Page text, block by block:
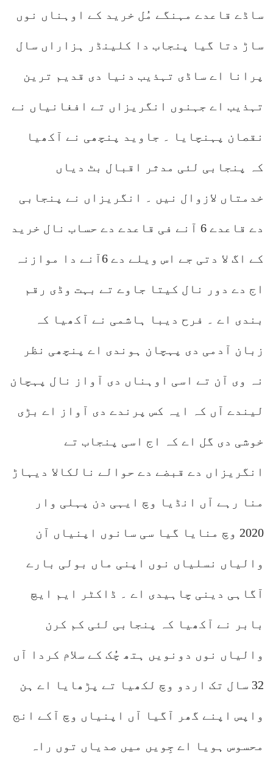
ساڈے قاعدے مہنگے مُل خرید کے اوہناں نوں
ساڑ دتا گیا پنجاب دا کلینڈر ہزاراں سال
پرانا اے ساڈی تہذیب دنیا دی قدیم ترین
تہذیب اے جہنوں انگریزاں تے افغانیاں نے
نقصان پہنچایا ۔ جاوید پنچھی نے آکھیا
کہ پنجابی لئی مدثر اقبال بٹ دیاں
خدمتاں لازوال نیں ۔ انگریزاں نے پنجابی
دے قاعدے 6 آنے فی قاعدے دے حساب نال خرید
کے اگ لا دتی جے اس ویلے دے 6آنے دا موازنہ
اج دے دور نال کیتا جاوے تے بہت وڈی رقم
بندی اے ۔ فرح دیبا ہاشمی نے آکھیا کہ
زبان آدمی دی پہچان ہوندی اے پنچھی نظر
نہ وی آن تے اسی اوہناں دی آواز نال پہچان
لیندے آں کہ ایہ کس پرندے دی آواز اے بڑی
خوشی دی گل اے کہ اج اسی پنجاب تے
انگریزاں دے قبضے دے حوالے نالکالا دیہاڑ
منا رہے آں انڈیا وچ ایہی دن پہلی وار
2020 وچ منایا گیا سی سانوں اپنیاں آن
والیاں نسلیاں نوں اپنی ماں بولی بارے
آگاہی دینی چاہیدی اے ۔ ڈاکٹر ایم ایچ
بابر نے آکھیا کہ پنجابی لئی کم کرن
والیاں نوں دونویں ہتھ چُک کے سلام کردا آں
32 سال تک اردو وچ لکھیا تے پڑھایا اے ہن
واپس اپنے گھر آگیا آں اپنیاں وچ آکے انج
محسوس ہویا اے جِویں میں صدیاں توں راہ